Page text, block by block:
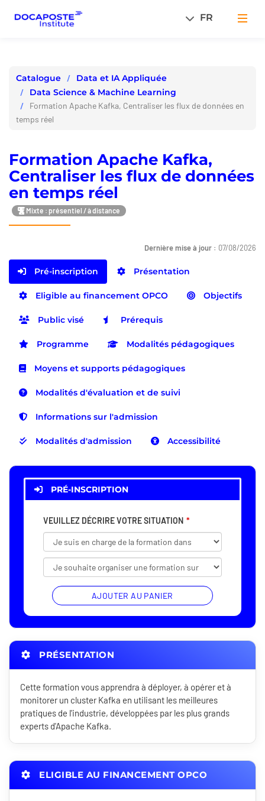
FR
Catalogue
Data et IA Appliquée
Data Science & Machine Learning
Formation Apache Kafka, Centraliser les flux de données en
temps réel
Formation Apache Kafka,
Centraliser les flux de données
en temps réel
Mixte : présentiel / à distance
Dernière mise à jour : 07/08/2026
Pré-inscription Présentation
Eligible au financement OPCO Objectifs
Public visé Prérequis
Programme Modalités pédagogiques
Moyens et supports pédagogiques
Modalités d'évaluation et de suivi
Informations sur l'admission
Modalités d'admission Accessibilité
PRÉ-INSCRIPTION
VEUILLEZ DÉCRIRE VOTRE SITUATION
AJOUTER AU PANIER
PRÉSENTATION
Cette formation vous apprendra à déployer, à opérer et à
monitorer un cluster Kafka en utilisant les meilleures
pratiques de l'industrie, développées par les plus grands
experts d'Apache Kafka.
ELIGIBLE AU FINANCEMENT OPCO